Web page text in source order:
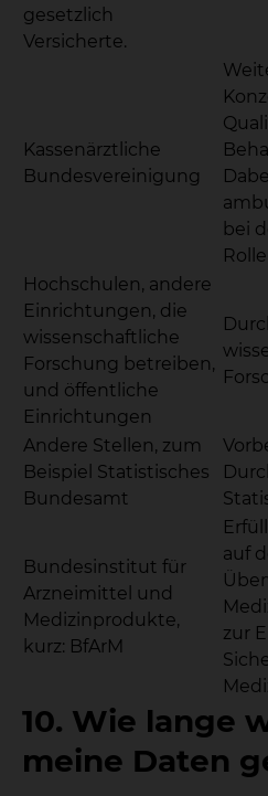
gesetzlich
Versicherte.
Kassenärztliche
Bundesvereinigung
bei
Hochschulen, andere
Einrichtungen, die
wissenschaftliche
Forschung betreiben,
und öffentliche
Einrichtungen
Andere Stellen, zum
Beispiel Statistisches
Bundesamt
Bundesinstitut für
Arzneimittel und
Medizinprodukte,
kurz: BfArM
auf
zur
10. Wie lange
meine Daten